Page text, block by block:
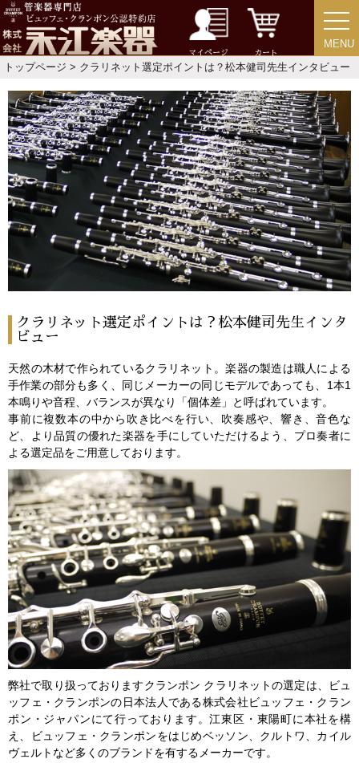
マイページ カート
MENU
MENU
トップページ > クラリネット選定ポイントは？松本健司先生インタビュー
クラリネット選定ポイントは？松本健司先生インタ
ビュー
天然の木材で作られているクラリネット。楽器の製造は職人による
手作業の部分も多く、同じメーカーの同じモデルであっても、1本1
本鳴りや音程、バランスが異なり「個体差」と呼ばれています。
事前に複数本の中から吹き比べを行い、吹奏感や、響き、音色な
ど、より品質の優れた楽器を手にしていただけるよう、プロ奏者に
よる選定品をご用意しております。
弊社で取り扱っておりますクランポン クラリネットの選定は、ビュ
ッフェ・クランポンの日本法人である株式会社ビュッフェ・クラン
ポン・ジャパンにて行っております。江東区・東陽町に本社を構
え、ビュッフェ・クランポンをはじめベッソン、クルトワ、カイル
ヴェルトなど多くのブランドを有するメーカーです。